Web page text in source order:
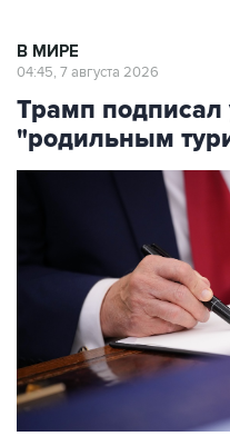
В МИРЕ
04:45, 7 августа 2026
Трамп подписал
"родильным